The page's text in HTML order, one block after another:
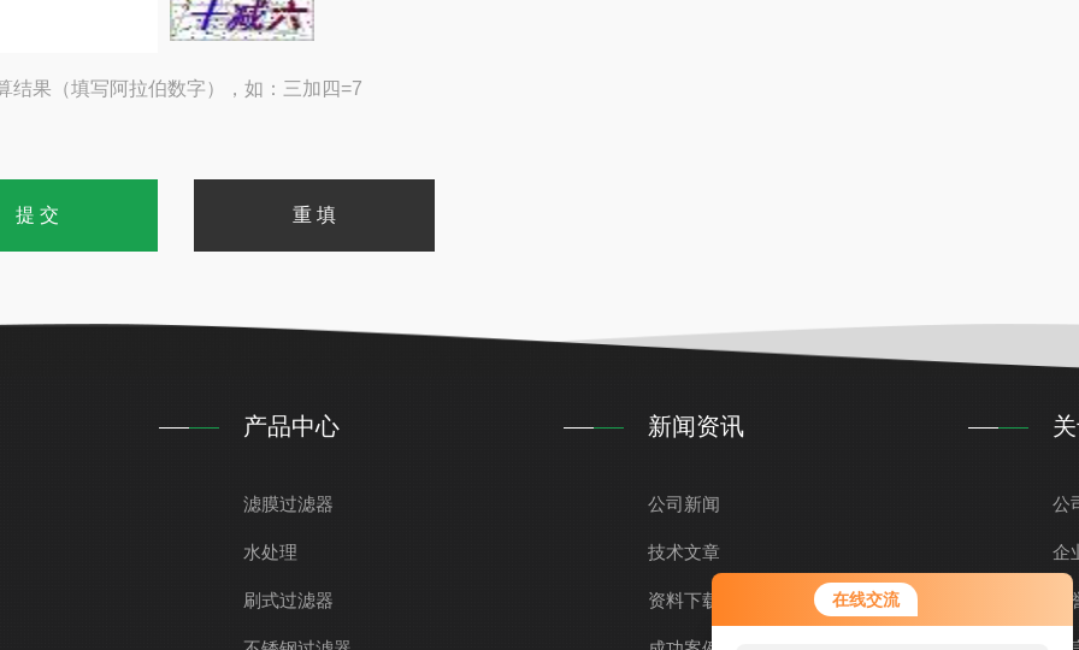
在线交流
您好！欢迎前来咨询，很高兴为您
服务，请问您要咨询什么问题呢？
结果（填写阿拉伯数字），如：三加四=7
产品中心
滤膜过滤器
水处理
刷式过滤器
新闻资讯
公司新闻
技术文章
资料下载
公
企